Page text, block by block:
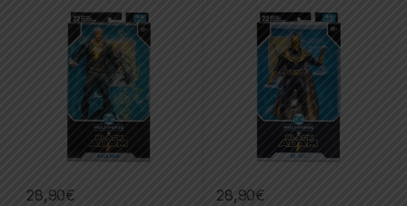
28,90€ 28,90€